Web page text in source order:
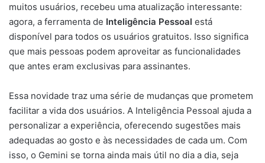
muitos usuários, recebeu uma atualização interessante:
agora, a ferramenta de Inteligência Pessoal está
disponível para todos os usuários gratuitos. Isso significa
que mais pessoas podem aproveitar as funcionalidades
que antes eram exclusivas para assinantes.
Essa novidade traz uma série de mudanças que prometem
facilitar a vida dos usuários. A Inteligência Pessoal ajuda a
personalizar a experiência, oferecendo sugestões mais
adequadas ao gosto e às necessidades de cada um. Com
isso, o Gemini se torna ainda mais útil no dia a dia, seja